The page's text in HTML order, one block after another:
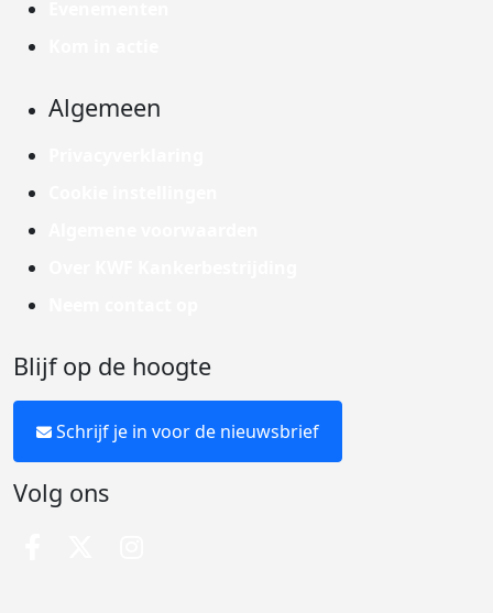
Algemeen
Blijf op de hoogte
Schrijf je in voor de nieuwsbrief
Volg ons